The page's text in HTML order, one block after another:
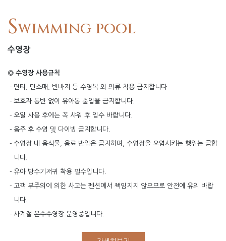
Swimming pool
수영장
◎ 수영장 사용규칙
- 면티, 민소매, 반바지 등 수영복 외 의류 착용 금지합니다.
- 보호자 동반 없이 유아동 출입을 금지합니다.
- 오일 사용 후에는 꼭 샤워 후 입수 바랍니다.
- 음주 후 수영 및 다이빙 금지합니다.
- 수영장 내 음식물, 음료 반입은 금지하며, 수영장을 오염시키는 행위는 금합
니다.
- 유아 방수기저귀 착용 필수입니다.
- 고객 부주의에 의한 사고는 펜션에서 책임지지 않으므로 안전에 유의 바랍
니다.
- 사계절 온수수영장 운영중입니다.